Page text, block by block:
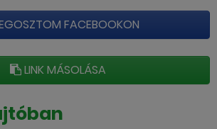
FACEBOOKON
LINK MÁSOLÁSA